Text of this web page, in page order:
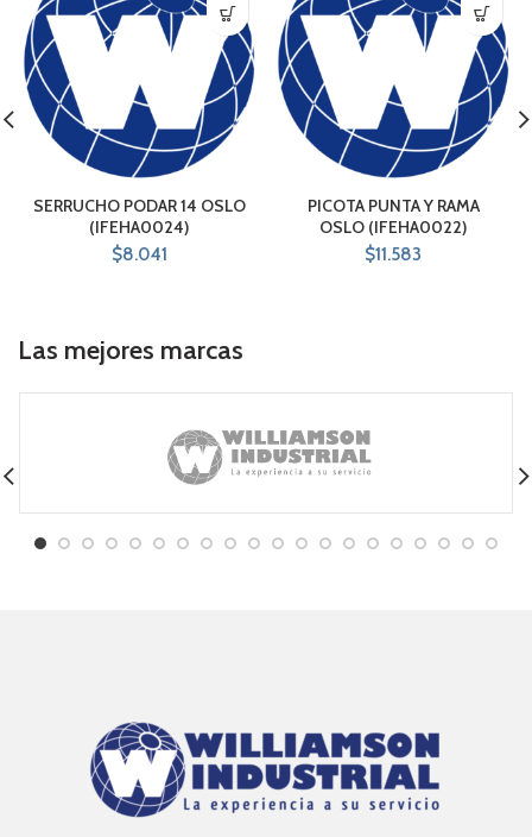
SERRUCHO PODAR 14 OSLO
(IFEHA0024)
$8.041
PICOTA PUNTA Y RAMA
OSLO (IFEHA0022)
$11.583
Las mejores marcas